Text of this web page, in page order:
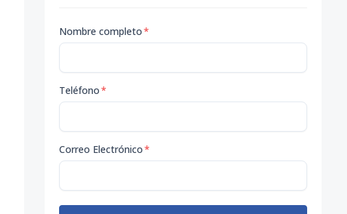
Nombre completo*
Teléfono*
Correo Electrónico*